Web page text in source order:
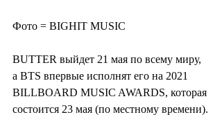
Фото = BIGHIT MUSIC
BUTTER выйдет 21 мая по всему миру,
а BTS впервые исполнят его на 2021
BILLBOARD MUSIC AWARDS, которая
состоится 23 мая (по местному времени).